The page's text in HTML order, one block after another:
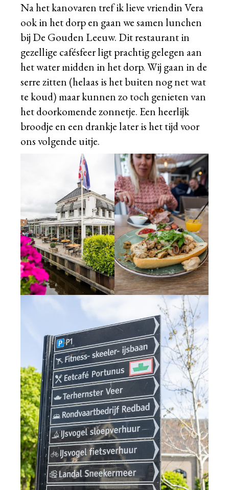
Na het kanovaren tref ik lieve vriendin Vera
ook in het dorp en gaan we samen lunchen
bij De Gouden Leeuw. Dit restaurant in
gezellige cafésfeer ligt prachtig gelegen aan
het water midden in het dorp. Wij gaan in de
serre zitten (helaas is het buiten nog net wat
te koud) maar kunnen zo toch genieten van
het doorkomende zonnetje. Een heerlijk
broodje en een drankje later is het tijd voor
ons volgende uitje.